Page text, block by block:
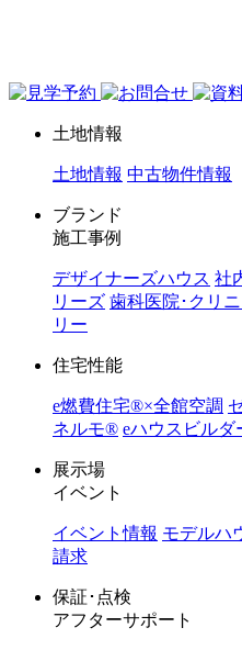
土地情報
土地情報 中古物件情報
ブランド
施工事例
デザイナーズハウス 社
リーズ 歯科医院･クリ
リー
住宅性能
e燃費住宅®︎×全館空調
ネルモ®︎ eハウスビルダ
展示場
イベント
イベント情報 モデルハ
請求
保証･点検
アフターサポート